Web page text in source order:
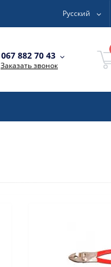
Русский
067 882 70 43
Заказать звонок